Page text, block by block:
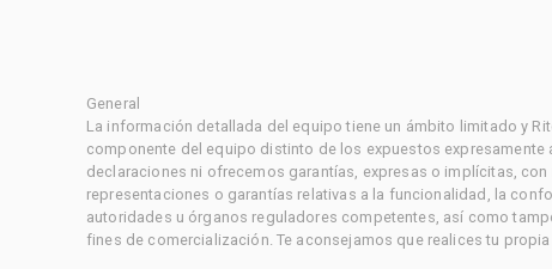
General
La información detallada del equipo tiene un ámbito limitado y
componente del equipo distinto de los expuestos
declaraciones ni ofrecemos garantías, expresas o implícitas,
representaciones o garantías relativas a la funcionalidad, la
autoridades u órganos reguladores competentes, así como
fines de comercialización. Te aconsejamos que realices tu